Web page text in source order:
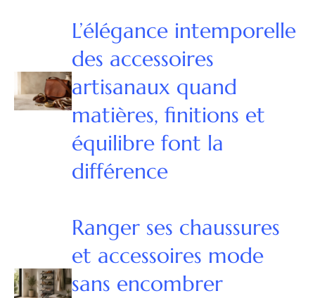
L’élégance intemporelle
des accessoires
artisanaux quand
matières, finitions et
équilibre font la
différence
Ranger ses chaussures
et accessoires mode
sans encombrer